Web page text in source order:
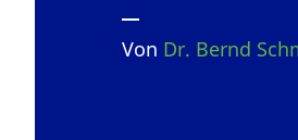
Von Dr. Bernd